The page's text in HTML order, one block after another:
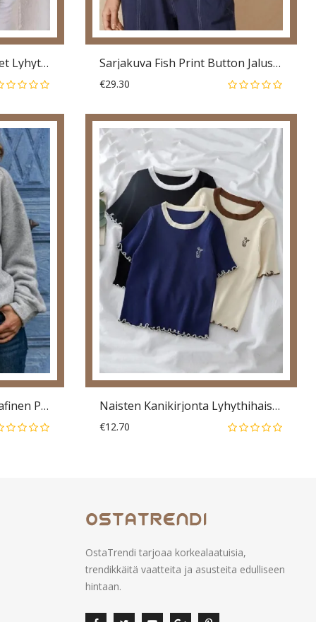
Naisten V-Kaula-Aukkoiset Lyhythihaiset Rennot T-Paidat Sarjakuva Fish Print Button Jalusta Kaulus Pitkähihainen Rento Pusero Naisille
€29.30
Naisten Söpö Kissan Graafinen Printti Pitkähihainen Rento Villapaita Naisten Kanikirjonta Lyhythihaiset Yksinkertaiset T-Paidat
€12.70
OstaTrendi tarjoaa korkealaatuisia,
trendikkäitä vaatteita ja asusteita edulliseen
hintaan.